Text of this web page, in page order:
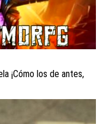
¡Cómo los de antes,